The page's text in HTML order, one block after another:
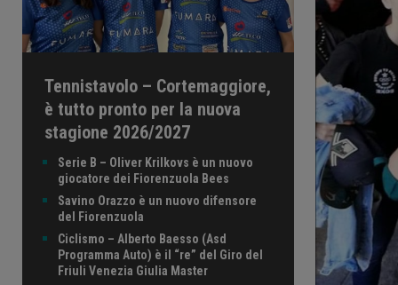
Tennistavolo – Cortemaggiore,
è tutto pronto per la nuova
stagione 2026/2027
Serie B – Oliver Krilkovs è un nuovo
giocatore dei Fiorenzuola Bees
Savino Orazzo è un nuovo difensore
del Fiorenzuola
Ciclismo – Alberto Baesso (Asd
Programma Auto) è il “re” del Giro del
Friuli Venezia Giulia Master